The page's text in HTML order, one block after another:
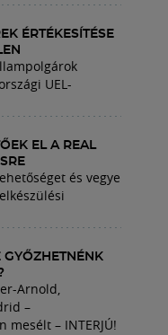
ÉRTÉKESÍTÉSE
UEL-
EL A REAL
és vegye
GYŐZHETNÉNK
Arnold,
–
– INTERJÚ!